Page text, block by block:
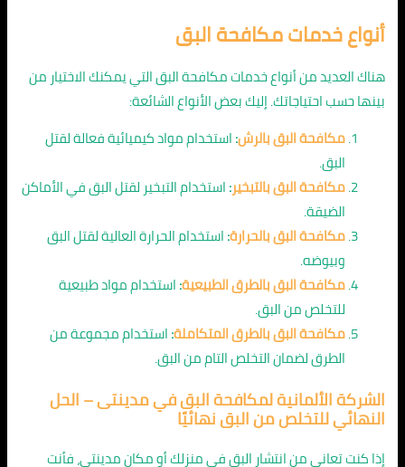
أنواع خدمات مكافحة البق
هناك العديد من أنواع خدمات مكافحة البق التي يمكنك الاختيار من
بينها حسب احتياجاتك. إليك بعض الأنواع الشائعة:
مكافحة البق بالرش:استخدام مواد كيميائية فعالة لقتل
البق.
مكافحة البق بالتبخير:استخدام التبخير لقتل البق في الأماكن
الضيقة.
مكافحة البق بالحرارة:استخدام الحرارة العالية لقتل البق
وبيوضه.
مكافحة البق بالطرق الطبيعية:استخدام مواد طبيعية
للتخلص من البق.
مكافحة البق بالطرق المتكاملة:استخدام مجموعة من
الطرق لضمان التخلص التام من البق.
الشركة الألمانية لمكافحة البق في مدينتى – الحل
النهائي للتخلص من البق نهائيًا
إذا كنت تعاني من انتشار البق في منزلك أو مكان مدينتى، فأنت